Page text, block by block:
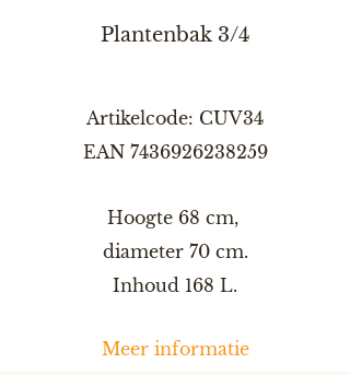
Plantenbak 3/4
Artikelcode: CUV34
EAN 7436926238259
Hoogte 68 cm,
diameter 70 cm.
Inhoud 168 L.
Meer informatie